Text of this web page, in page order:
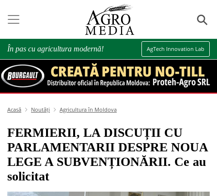
⚲
În pas cu agricultura modernă! AgTech Innovation Lab
Acasă Noutăți Agricultura în Moldova
FERMIERII, LA DISCUȚII CU
PARLAMENTARII DESPRE NOUA
LEGE A SUBVENȚIONĂRII. Ce au
solicitat